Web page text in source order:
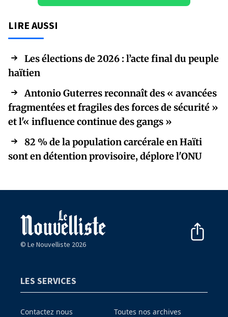
LIRE AUSSI
Les élections de 2026 : l’acte final du peuple
haïtien
Antonio Guterres reconnaît des « avancées
fragmentées et fragiles des forces de sécurité »
et l'« influence continue des gangs »
82 % de la population carcérale en Haïti
sont en détention provisoire, déplore l'ONU
© Le Nouvelliste 2026
LES SERVICES
Contactez nous Toutes nos archives